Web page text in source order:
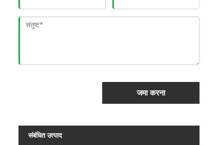
जमा करना
संबंधित उत्पाद